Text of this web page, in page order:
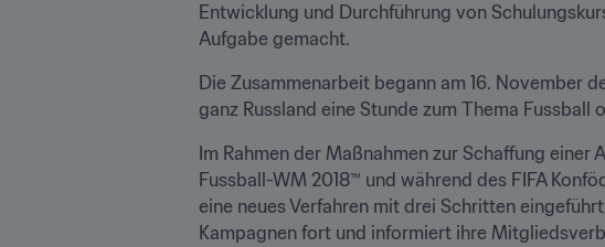
Entwicklung und Durchführung von
Aufgabe gemacht.
Die Zusammenarbeit begann am 16. November
ganz Russland eine Stunde zum Thema
Im Rahmen der Maßnahmen zur Schaffung
Fussball-WM 2018™ und während des FIFA
eine neues Verfahren mit drei Schritten
Kampagnen fort und informiert ihre